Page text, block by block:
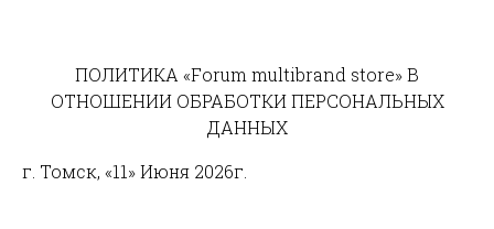
ПОЛИТИКА «Forum multibrand store» В
ОТНОШЕНИИ ОБРАБОТКИ ПЕРСОНАЛЬНЫХ
ДАННЫХ
г. Томск, «11» Июня 2026г.